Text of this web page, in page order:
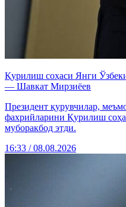
Қурилиш соҳаси Янги
— Шавкат Мирзиёев
Президент қурувчилар,
фахрийларини Қурилиш
муборакбод этди.
16:33 / 08.08.2026